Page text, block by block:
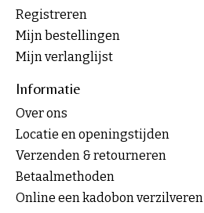
Registreren
Mijn bestellingen
Mijn verlanglijst
Informatie
Over ons
Locatie en openingstijden
Verzenden & retourneren
Betaalmethoden
Online een kadobon verzilveren